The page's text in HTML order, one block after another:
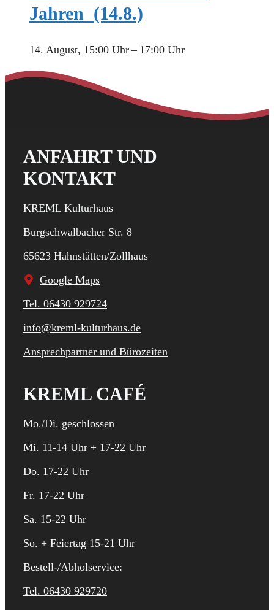
Jahren (14.8.)
14. August, 15:00 Uhr– 17:00 Uhr
ANFAHRT UND
KONTAKT
KREML Kulturhaus
Burgschwalbacher Str. 8
65623 Hahnstätten/Zollhaus
Google Maps
Tel. 06430 929724
info@kreml-kulturhaus.de
Ansprechpartner und Bürozeiten
KREML CAFÉ
Mo./Di. geschlossen
Mi. 11-14 Uhr + 17-22 Uhr
Do. 17-22 Uhr
Fr. 17-22 Uhr
Sa. 15-22 Uhr
So. + Feiertag 15-21 Uhr
Bestell-/Abholservice:
Tel. 06430 929720